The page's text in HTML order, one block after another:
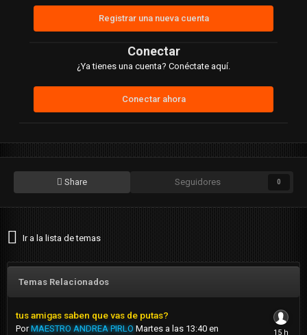
Registrar una nueva cuenta
Conectar
¿Ya tienes una cuenta? Conéctate aquí.
Conectar ahora
Share Seguidores 0
Ir a la lista de temas
Temas Relacionados
tus amigas saben que vas de putas?
PorMAESTRO ANDREA PIRLO Martes a las 13:40 en